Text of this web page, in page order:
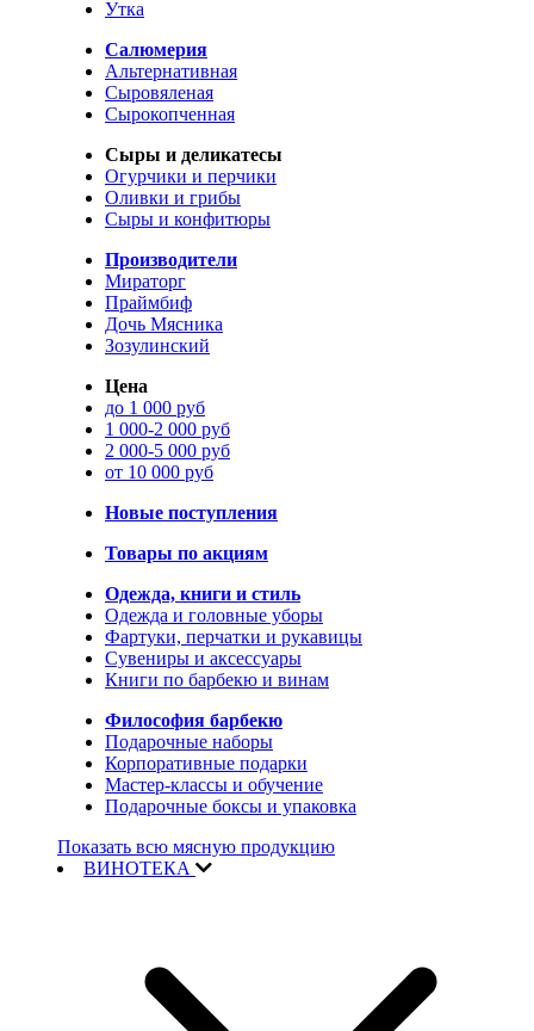
Утка
Салюмерия
Альтернативная
Сыровяленая
Сырокопченная
Сыры и деликатесы
Огурчики и перчики
Оливки и грибы
Сыры и конфитюры
Производители
Мираторг
Праймбиф
Дочь Мясника
Зозулинский
Цена
до 1 000 руб
1 000-2 000 руб
2 000-5 000 руб
от 10 000 руб
Новые поступления
Товары по акциям
Одежда, книги и стиль
Одежда и головные уборы
Фартуки, перчатки и рукавицы
Сувениры и аксессуары
Книги по барбекю и винам
Философия барбекю
Подарочные наборы
Корпоративные подарки
Мастер-классы и обучение
Подарочные боксы и упаковка
Показать всю мясную продукцию
ВИНОТЕКА